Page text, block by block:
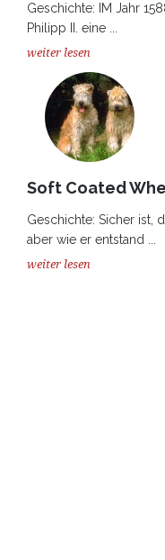
Geschichte: IM Jahr
Philipp II. eine ...
weiter lesen
Soft Coated
Geschichte: Sicher ist,
aber wie er entstand ...
weiter lesen